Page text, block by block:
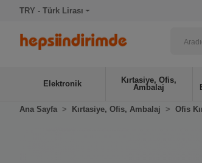
TRY - Türk Lirası
Elektronik
Kırtasiye, Ofis,
Ambalaj
Ana Sayfa Kırtasiye, Ofis, Ambalaj Ofis